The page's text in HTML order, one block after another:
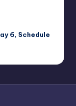
6, Schedule